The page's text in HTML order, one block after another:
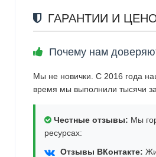
ГАРАНТИИ И
Почему нам
Мы не новички. С 2016 года
время мы выполнили тысячи
Честные отзывы: Мы
ресурсах:
Отзывы ВКонтакте: